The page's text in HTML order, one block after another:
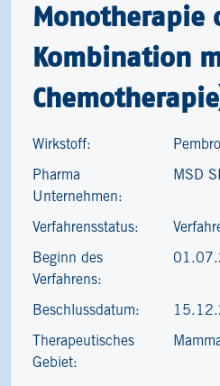
Monotherapie
Kombination
Wirkstoff:
Pharma
Unternehmen:
MSD
Verfahrensstatus:
Beginn des
Verfahrens:
Beschlussdatum:
Therapeutisches
Gebiet: